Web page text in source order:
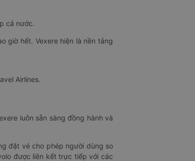
cả nước.
giờ hết. Vexere hiện là nền tảng
Airlines.
luôn sẵn sàng đồng hành và
đặt vé cho phép người dùng so
được liên kết trực tiếp với các